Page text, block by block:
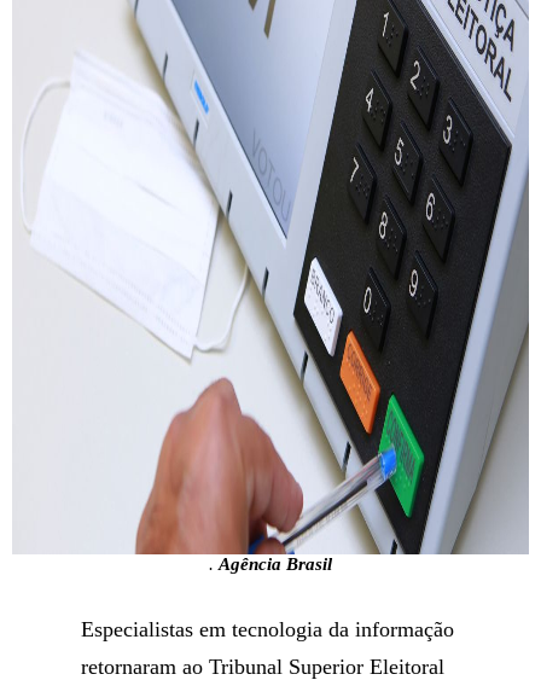
. Agência Brasil
Especialistas em tecnologia da informação
retornaram ao Tribunal Superior Eleitoral